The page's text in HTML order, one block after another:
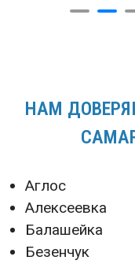
НАМ
Аглос
Алексеевка
Балашейка
Безенчук